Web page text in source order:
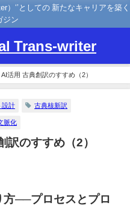
）‘’としての 新たなキャリアを築く
ジン
Trans-writer
実践編 第5回 AI活用 古典創訳のすすめ（2）
設計 古典核新訳
脈化
訳のすすめ（2）
方──プロセスとプロ